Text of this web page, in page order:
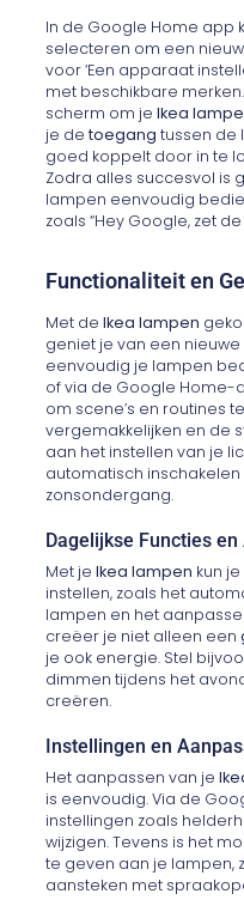
In de Google Home app
selecteren om een
voor ‘Een apparaat
met beschikbare
scherm om jeIkea
je detoegang tussen de
goed koppelt door in te
Zodra alles succesvol is
lampen eenvoudig
zoals “Hey Google, zet
Functionaliteit en
Met deIkea lampen
geniet je van een
eenvoudig je lampen
of via de Google Home-
om scene’s en routines
vergemakkelijken en de
aan het instellen van je
automatisch
zonsondergang.
Dagelijkse Functies
Met jeIkea lampen kun
instellen, zoals het
lampen en het
creëer je niet alleen een
je ook energie. Stel
dimmen tijdens het
creëren.
Instellingen en
Het aanpassen van je
is eenvoudig. Via de
instellingen zoals
wijzigen. Tevens is het
te geven aan je lampen,
aansteken met